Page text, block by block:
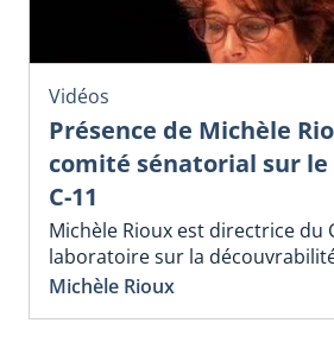
Vidéos
Présence de Michèle
comité sénatorial sur
C-11
Michèle Rioux est directrice du
laboratoire sur la
Michèle Rioux